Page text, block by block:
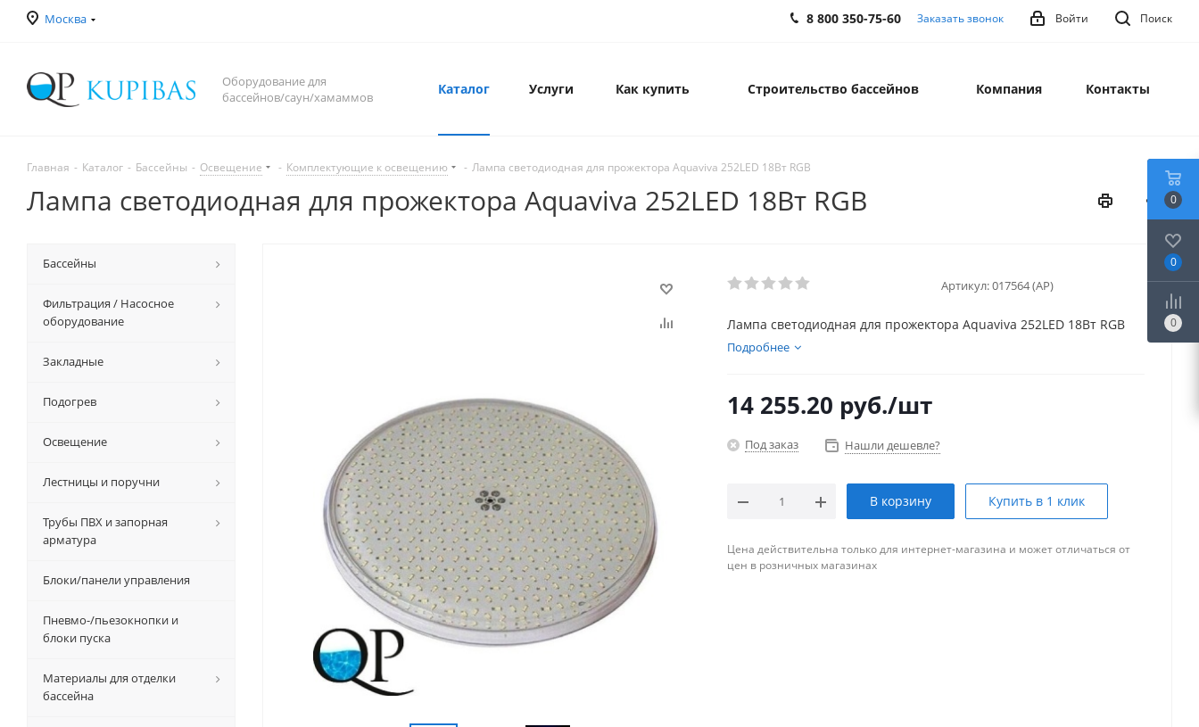
Москва Поиск
Войти
8 800 350-75-60 Заказать звонок
Оборудование для
бассейнов/саун/хамаммов
Каталог Услуги Как купить Строительство бассейнов Компания Контакты
Главная - Каталог - Бассейны - Освещение - Комплектующие к освещению - Лампа светодиодная для прожектора Aquaviva 252LED 18Вт RGB
Лампа светодиодная для прожектора Aquaviva 252LED 18Вт RGB
Артикул:017564 (AP)
Лампа светодиодная для прожектора Aquaviva 252LED 18Вт RGB
Подробнее
14 255.20 руб./шт
Под заказ Нашли дешевле?
В корзину Купить в 1 клик
Цена действительна только для интернет-магазина и может отличаться от
цен в розничных магазинах
Бассейны
Фильтрация / Насосное
оборудование
Закладные
Подогрев
Освещение
Лестницы и поручни
Трубы ПВХ и запорная
арматура
Блоки/панели управления
Пневмо-/пьезокнопки и
блоки пуска
Материалы для отделки
бассейна
0
0
0